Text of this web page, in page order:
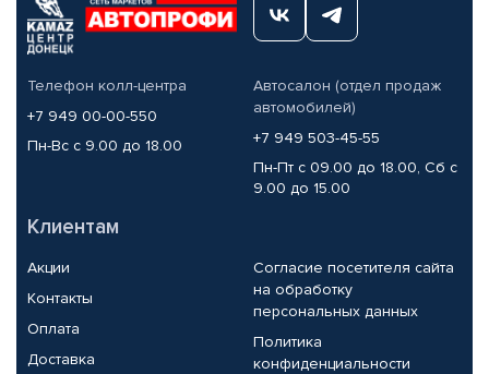
Телефон колл-центра
+7 949 00-00-550
Пн-Вс с 9.00 до 18.00
Автосалон (отдел продаж
автомобилей)
+7 949 503-45-55
Пн-Пт с 09.00 до 18.00, Сб с
9.00 до 15.00
Клиентам
Акции
Контакты
Оплата
Доставка
Согласие посетителя сайта
на обработку
персональных данных
Политика
конфиденциальности